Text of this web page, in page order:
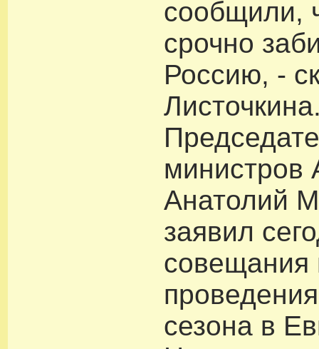
сообщили,
срочно
Россию, -
министров
Анатолий
заявил
совещания
сезона в